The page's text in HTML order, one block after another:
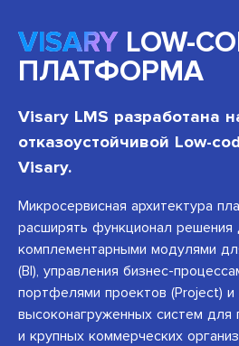
VISARY LOW-
ПЛАТФОРМА
Visary LMS разработана
отказоустойчивой Low-
Visary.
Микросервисная архитектура
расширять функционал решения
комплементарными модулями
(BI), управления бизнес-
портфелями проектов (Project) и
высоконагруженных систем для
и крупных коммерческих